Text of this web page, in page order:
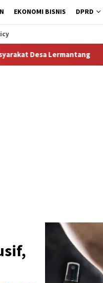
EKONOMI BISNIS DPRD
“Pilu, Menanti Kepastian